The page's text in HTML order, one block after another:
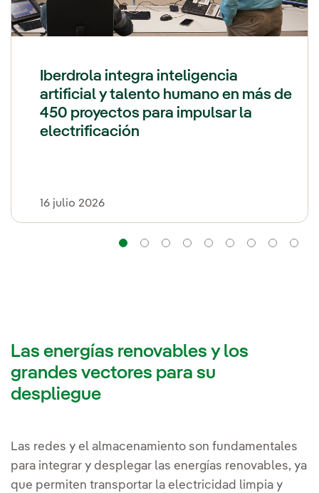
Iberdrola integra inteligencia
artificial y talento humano en más de
450 proyectos para impulsar la
electrificación
16 julio 2026
Navegación
Navegación
Navegación
Navegación
Navegación
Navegación
Las energías renovables y los
grandes vectores para su
despliegue
Las redes y el almacenamiento son fundamentales
para integrar y desplegar las energías renovables, ya
que permiten transportar la electricidad limpia y